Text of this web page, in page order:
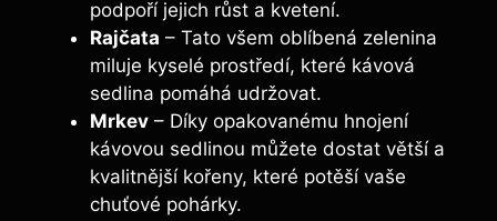
podpoří‍ jejich růst a kvetení.
Rajčata – ⁤Tato⁤ všem oblíbená zelenina
miluje kyselé prostředí, které kávová
sedlina pomáhá udržovat.
Mrkev – Díky opakovanému hnojení
kávovou sedlinou můžete dostat větší‌ a​
kvalitnější kořeny, ​které​ potěší vaše
⁢chuťové pohárky.